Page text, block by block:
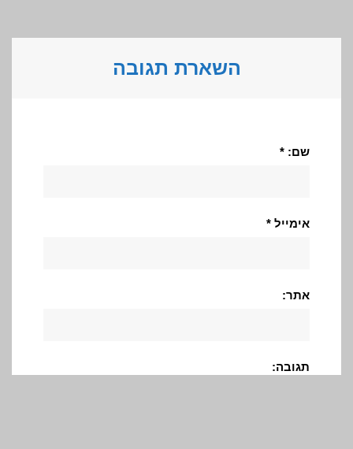
השארת תגובה
שם: *
אימייל *
אתר:
תגובה: